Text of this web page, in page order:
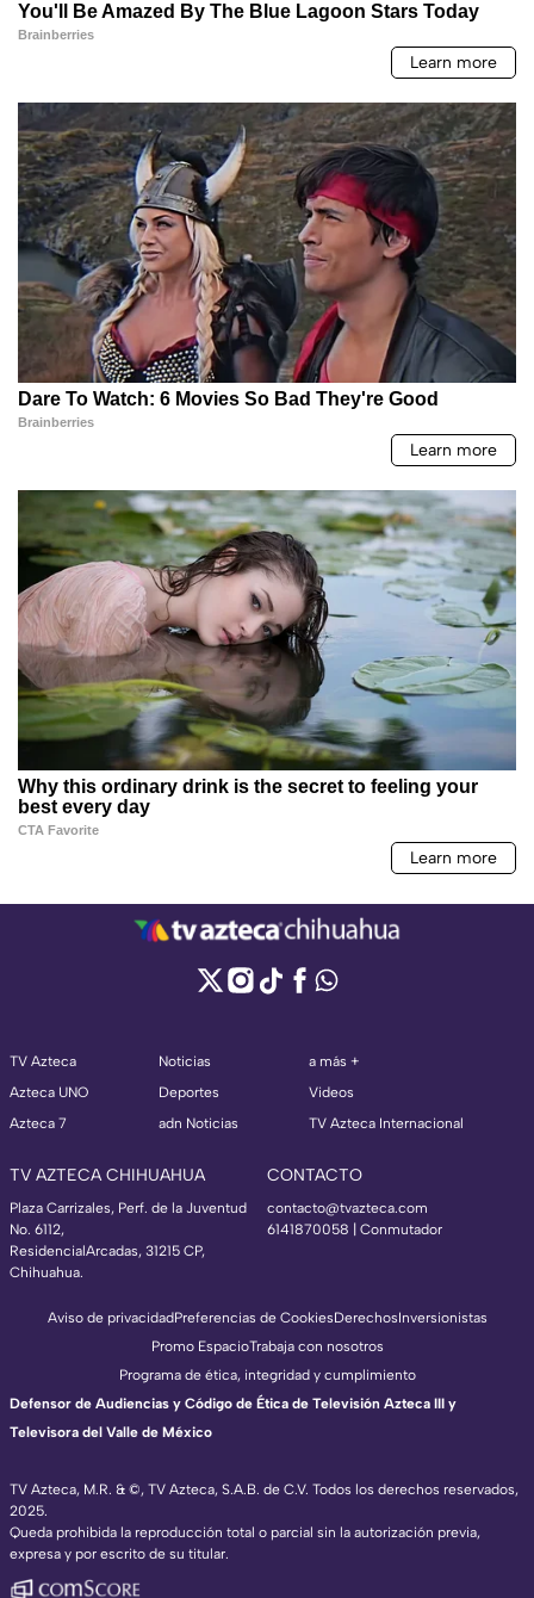
TV Azteca
Azteca UNO
Azteca 7
Noticias
Deportes
adn Noticias
a más +
Videos
TV Azteca Internacional
TV AZTECA CHIHUAHUA
Plaza Carrizales, Perf. de la Juventud
No. 6112,
ResidencialArcadas, 31215 CP,
Chihuahua.
CONTACTO
contacto@tvazteca.com
6141870058 | Conmutador
TV Azteca, M.R. & ©, TV Azteca, S.A.B. de C.V. Todos los derechos reservados,
2025.
Queda prohibida la reproducción total o parcial sin la autorización previa,
expresa y por escrito de su titular.
Aviso de privacidadPreferencias de CookiesDerechosInversionistas
Promo EspacioTrabaja con nosotros
Programa de ética, integridad y cumplimiento
Defensor de Audiencias y Código de Ética de Televisión Azteca III y
Televisora del Valle de México